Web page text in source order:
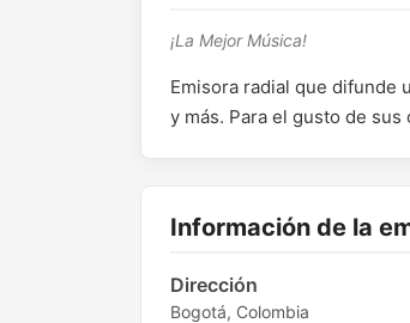
¡La Mejor Música!
Emisora radial que difunde
y más. Para el gusto de
Información de la
Dirección
Bogotá, Colombia